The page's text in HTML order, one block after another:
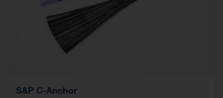
S&P C-Anchor